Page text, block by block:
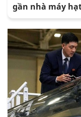
gần nhà máy